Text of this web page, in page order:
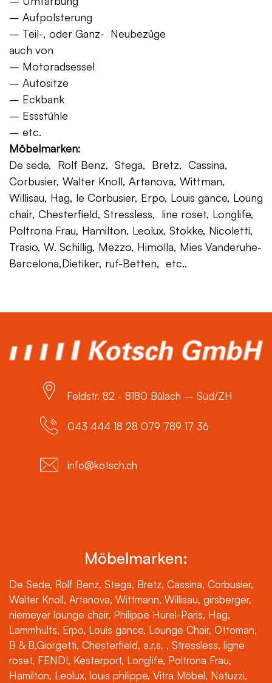
– Aufpolsterung
– Teil-, oder Ganz- Neubezüge
auch von
– Motoradsessel
– Autositze
– Eckbank
– Essstühle
– etc.
Möbelmarken:
De sede, Rolf Benz, Stega, Bretz, Cassina,
Corbusier, Walter Knoll, Artanova, Wittman,
Willisau, Hag, le Corbusier, Erpo, Louis gance, Loung
chair, Chesterfield, Stressless, line roset, Longlife,
Poltrona Frau, Hamilton, Leolux, Stokke, Nicoletti,
Trasio, W. Schillig, Mezzo, Himolla, Mies Vanderuhe-
Barcelona,Dietiker, ruf-Betten, etc..
Feldstr. 82 - 8180 Bülach – Süd/ZH
043 444 18 28 079 789 17 36
info@kotsch.ch
Möbelmarken:
De Sede, Rolf Benz, Stega, Bretz, Cassina, Corbusier,
Walter Knoll, Artanova, Wittmann, Willisau, girsberger,
niemeyer lounge chair, Philippe Hurel-Paris, Hag,
Lammhults, Erpo, Louis gance, Lounge Chair, Ottoman,
B & B,Giorgetti, Chesterfield, a.r.s. , Stressless, ligne
roset, FENDI, Kesterport, Longlife, Poltrona Frau,
Hamilton, Leolux, louis philippe, Vitra Möbel, Natuzzi,